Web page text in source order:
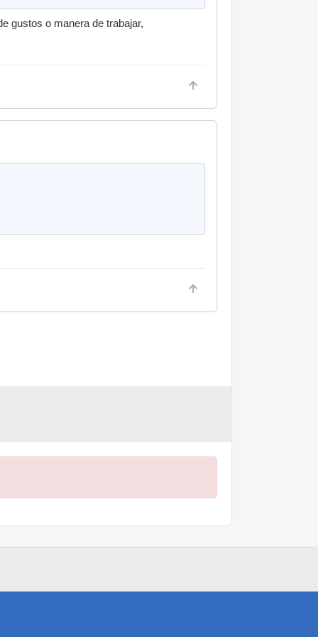
gustos o manera de trabajar,